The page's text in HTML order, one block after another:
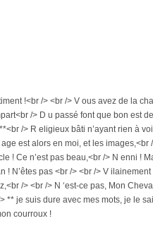
!<br /> <br /> V ous avez de la
/> D u passé font que bon est
/> R eligieux bâti n’ayant rien à
est alors en moi, et les
! Ce n’est pas beau,<br /> N enni !
N’êtes pas <br /> <br /> V
/> <br /> N ‘est-ce pas, Mon
** je suis dure avec mes mots, je le
courroux !